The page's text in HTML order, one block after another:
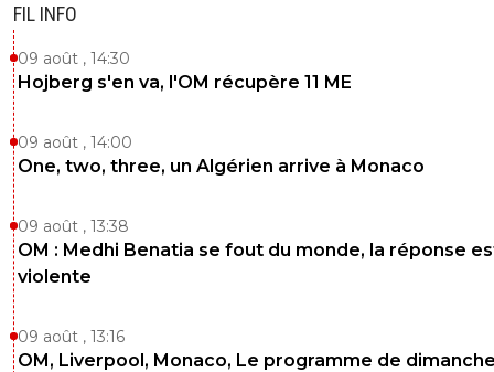
FIL INFO
09 août , 14:30
Hojberg s'en va, l'OM récupère 11 ME
09 août , 14:00
One, two, three, un Algérien arrive à Monaco
09 août , 13:38
OM : Medhi Benatia se fout du monde, la réponse
violente
09 août , 13:16
OM, Liverpool, Monaco, Le programme de